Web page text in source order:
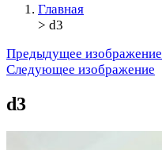
Главная
> d3
Предыдущее изображение
Следующее изображение
d3